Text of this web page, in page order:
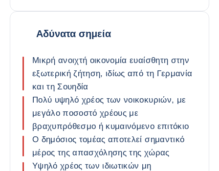
Αδύνατα σημεία
Μικρή ανοιχτή οικονομία ευαίσθητη στην
εξωτερική ζήτηση, ιδίως από τη Γερμανία
και τη Σουηδία
Πολύ υψηλό χρέος των νοικοκυριών, με
μεγάλο ποσοστό χρέους με
βραχυπρόθεσμο ή κυμαινόμενο επιτόκιο
Ο δημόσιος τομέας αποτελεί σημαντικό
μέρος της απασχόλησης της χώρας
Υψηλό χρέος των ιδιωτικών μη